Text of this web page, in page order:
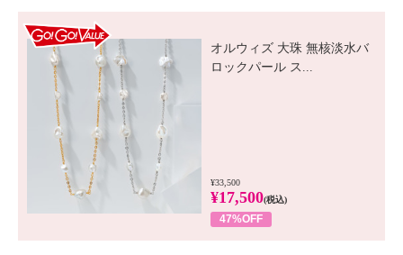
オルウィズ 大珠 無核淡水バ
ロックパール ス...
¥33,500
¥17,500(税込)
47%OFF